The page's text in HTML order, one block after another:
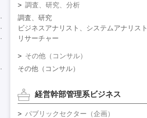
調査、研究、分析
調査、研究
ビジネスアナリスト、システムアナリスト
リサーチャー
その他（コンサル）
その他（コンサル）
経営幹部管理系ビジネス
パブリックセクター（企画）